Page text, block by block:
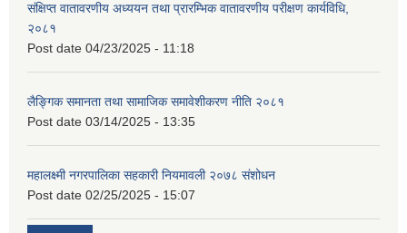
संक्षिप्त वातावरणीय अध्ययन तथा प्रारम्भिक वातावरणीय परीक्षण कार्यविधि,
२०८१
Post date 04/23/2025 - 11:18
लैङ्गिक समानता तथा सामाजिक समावेशीकरण नीति २०८१
Post date 03/14/2025 - 13:35
महालक्ष्मी नगरपालिका सहकारी नियमावली २०७८ संशोधन
Post date 02/25/2025 - 15:07